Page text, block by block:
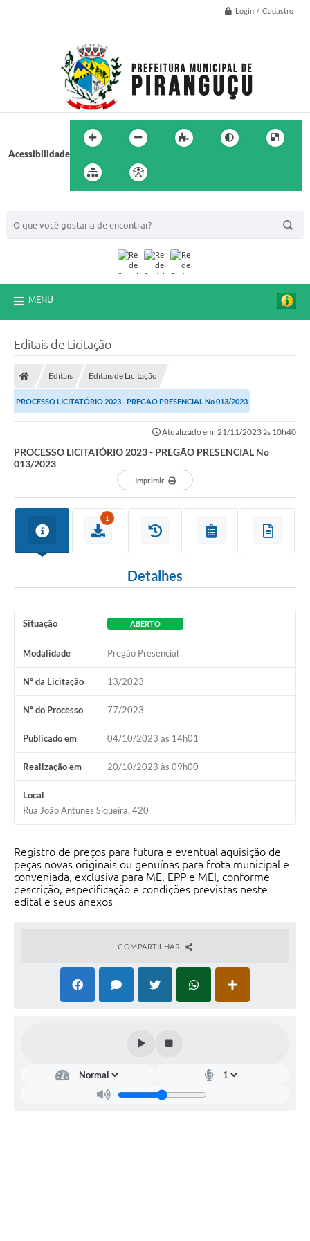
Login / Cadastro
Acessibilidade
MENU
Editais de Licitação
Editais Editais de Licitação
PROCESSO LICITATÓRIO 2023 - PREGÃO PRESENCIAL No 013/2023
Atualizado em: 21/11/2023 às 10h40
PROCESSO LICITATÓRIO 2023 - PREGÃO PRESENCIAL No
013/2023
Imprimir
1
Detalhes
Situação ABERTO
Modalidade Pregão Presencial
Nº da Licitação 13/2023
Nº do Processo 77/2023
Publicado em 04/10/2023 às 14h01
Realização em 20/10/2023 às 09h00
Local
Rua João Antunes Siqueira, 420
Registro de preços para futura e eventual aquisição de
peças novas originais ou genuínas para frota municipal e
conveniada, exclusiva para ME, EPP e MEI, conforme
descrição, especificação e condições previstas neste
edital e seus anexos
COMPARTILHAR